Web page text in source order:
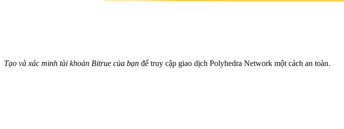
Tạo và xác minh tài khoản Bitrue của bạn để truy cập giao dịch Polyhedra Network một cách an toàn.